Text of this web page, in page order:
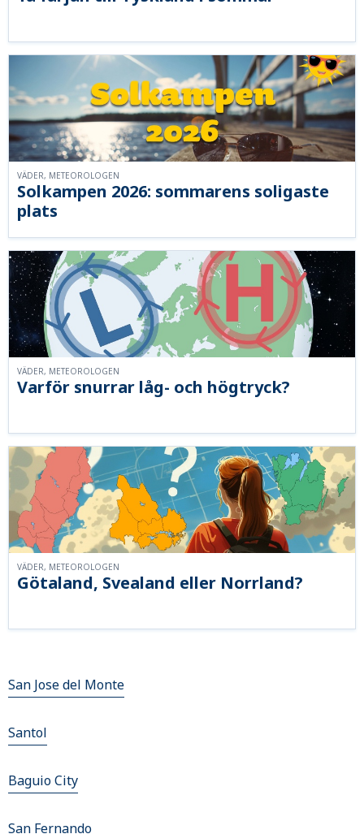
Solkampen 2026: sommarens soligaste
plats
VÄDER, METEOROLOGEN
Varför snurrar låg- och högtryck?
VÄDER, METEOROLOGEN
Götaland, Svealand eller Norrland?
VÄDER, METEOROLOGEN
San Jose del Monte
Santol
Baguio City
San Fernando